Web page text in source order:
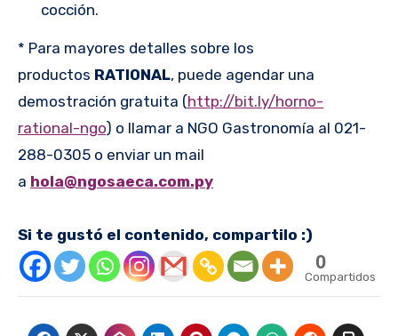
cocción.
* Para mayores detalles sobre los
productos RATIONAL, puede agendar una
demostración gratuita (http://bit.ly/horno-
rational-ngo) o llamar a NGO Gastronomía al 021-
288-0305 o enviar un mail
a hola@ngosaeca.com.py
Si te gustó el contenido, compartilo :)
0
Compartidos